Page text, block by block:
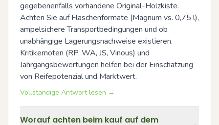
gegebenenfalls vorhandene Original-Holzkiste.
Achten Sie auf Flaschenformate (Magnum vs. 0,75 l),
ampelsichere Transportbedingungen und ob
unabhängige Lagerungsnachweise existieren.
Kritikernoten (RP, WA, JS, Vinous) und
Jahrgangsbewertungen helfen bei der Einschätzung
von Reifepotenzial und Marktwert.
Vollständige Antwort lesen →
Worauf achten beim kauf auf dem